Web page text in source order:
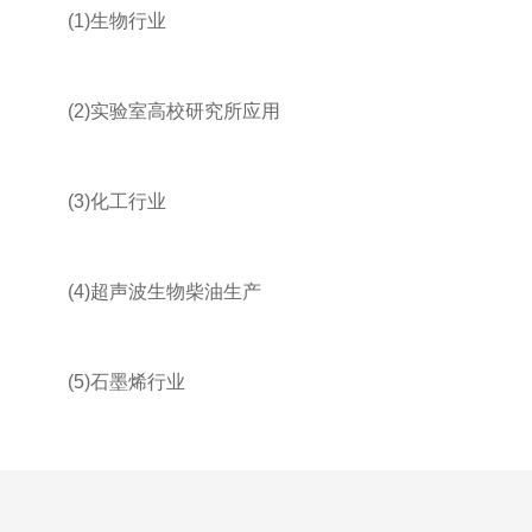
(1)生物行业
(2)实验室高校研究所应用
(3)化工行业
(4)超声波生物柴油生产
(5)石墨烯行业